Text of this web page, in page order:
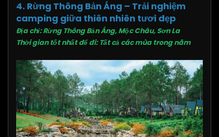
4. Rừng Thông Bản Áng – Trải nghiệm
camping giữa thiên nhiên tươi đẹp
Địa chỉ: Rừng Thông Bản Áng, Mộc Châu, Sơn La
Thời gian tốt nhất để đi: Tất cả các mùa trong năm